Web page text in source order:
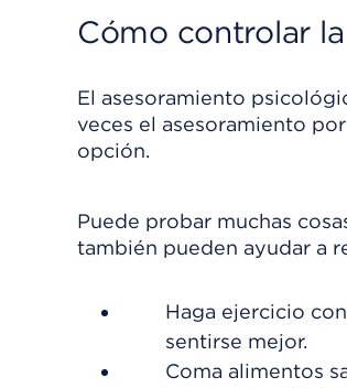
Cómo controlar
El asesoramiento
veces el asesoramiento
opción.
Puede probar muchas
también pueden ayudar a
Haga ejercicio
sentirse mejor.
Coma alimentos